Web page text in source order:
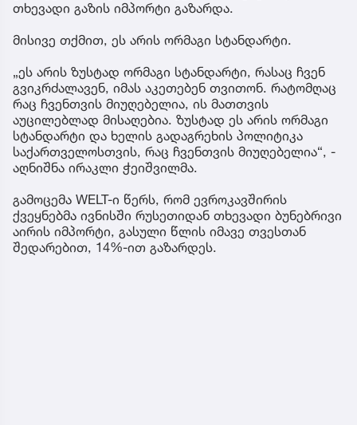
თხევადი გაზის იმპორტი გაზარდა.
მისივე თქმით, ეს არის ორმაგი სტანდარტი.
„ეს არის ზუსტად ორმაგი სტანდარტი, რასაც ჩვენ
გვიკრძალავენ, იმას აკეთებენ თვითონ. რატომღაც
რაც ჩვენთვის მიუღებელია, ის მათთვის
აუცილებლად მისაღებია. ზუსტად ეს არის ორმაგი
სტანდარტი და ხელის გადაგრეხის პოლიტიკა
საქართველოსთვის, რაც ჩვენთვის მიუღებელია“, -
აღნიშნა ირაკლი ჭეიშვილმა.
გამოცემა WELT-ი წერს, რომ ევროკავშირის
ქვეყნებმა ივნისში რუსეთიდან თხევადი ბუნებრივი
აირის იმპორტი, გასული წლის იმავე თვესთან
შედარებით, 14%-ით გაზარდეს.